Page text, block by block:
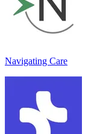
Navigating Care